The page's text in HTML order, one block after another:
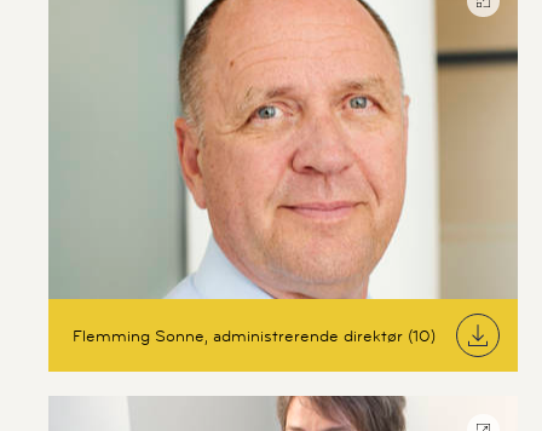
Flemming Sonne, administrerende direktør (10)